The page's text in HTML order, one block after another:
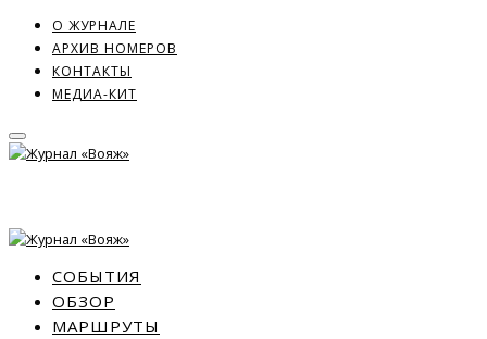
О ЖУРНАЛЕ
АРХИВ НОМЕРОВ
КОНТАКТЫ
МЕДИА-КИТ
СОБЫТИЯ
ОБЗОР
МАРШРУТЫ